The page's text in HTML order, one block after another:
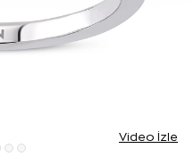
Video İzle